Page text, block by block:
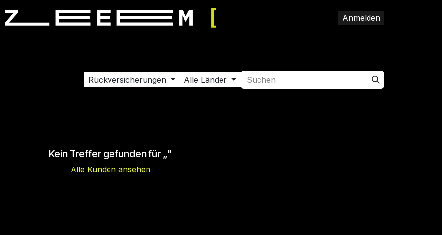
Anmelden
Rückversicherungen Alle Länder
Kein Treffer gefunden für „"
Alle Kunden ansehen